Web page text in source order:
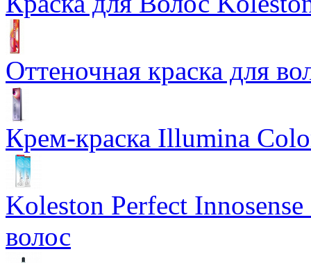
Оттеночная краска для
Крем-краска Illumina
Koleston Perfect Innosense
волос